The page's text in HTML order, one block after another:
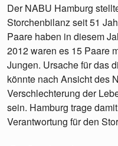
Der NABU Hamburg
Storchenbilanz seit 51
Paare haben in diesem
2012 waren es 15 Paare
Jungen. Ursache für das
könnte nach Ansicht des
Verschlechterung der
sein. Hamburg trage
Verantwortung für den